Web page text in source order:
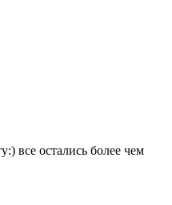
все остались более чем